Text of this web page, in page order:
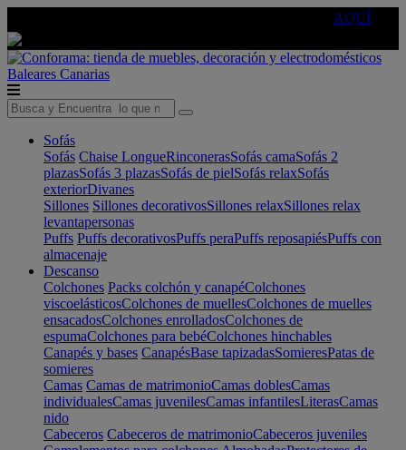
AQUÍ
Baleares Canarias
Sofás
Sofás Chaise LongueRinconerasSofás camaSofás 2
plazasSofás 3 plazasSofás de pielSofás relaxSofás
exteriorDivanes
Sillones Sillones decorativosSillones relaxSillones relax
levantapersonas
Puffs Puffs decorativosPuffs peraPuffs reposapiésPuffs con
almacenaje
Descanso
Colchones Packs colchón y canapéColchones
viscoelásticosColchones de muellesColchones de muelles
ensacadosColchones enrolladosColchones de
espumaColchones para bebéColchones hinchables
Canapés y bases CanapésBase tapizadasSomieresPatas de
somieres
Camas Camas de matrimonioCamas doblesCamas
individualesCamas juvenilesCamas infantilesLiterasCamas
nido
Cabeceros Cabeceros de matrimonioCabeceros juveniles